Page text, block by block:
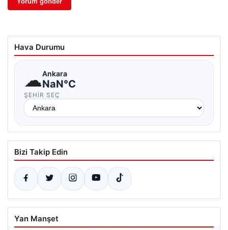
Hava Durumu
☁Ankara
NaN°C
ŞEHIR SEÇ
Bizi Takip Edin
Yan Manşet